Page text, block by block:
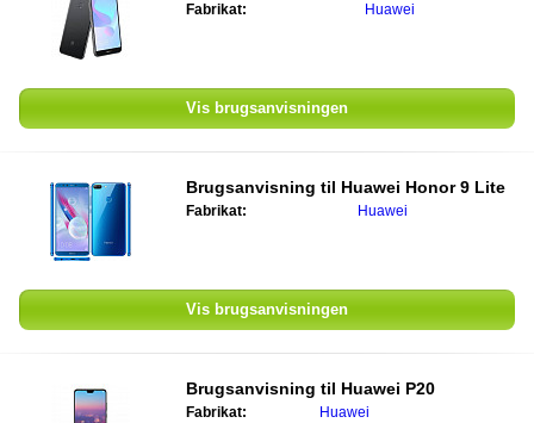
Fabrikat: Huawei
Vis brugsanvisningen
Brugsanvisning til Huawei Honor 9 Lite
Fabrikat: Huawei
Vis brugsanvisningen
Brugsanvisning til Huawei P20
Fabrikat: Huawei